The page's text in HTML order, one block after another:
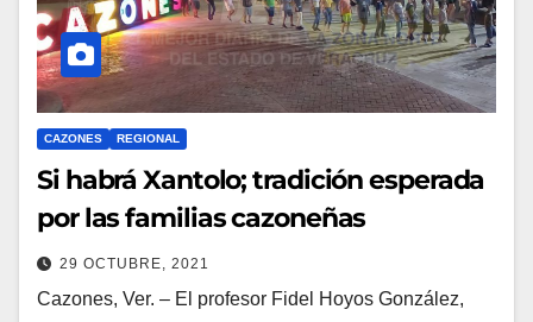
CAZONES REGIONAL
Si habrá Xantolo; tradición esperada
por las familias cazoneñas
29 OCTUBRE, 2021
Cazones, Ver. – El profesor Fidel Hoyos González,